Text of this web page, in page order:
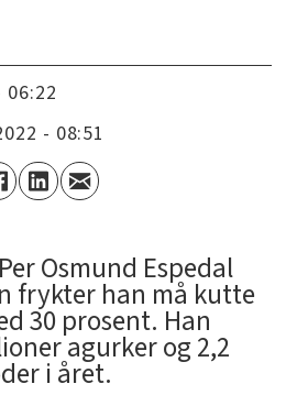
06:22
- 08:51
Osmund Espedal
frykter han må kutte
30 prosent. Han
agurker og 2,2
i året.